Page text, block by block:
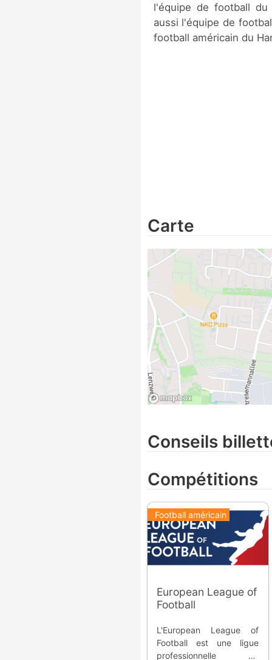
l'équipe de football du
aussi l'équipe de
football américain du
Carte
Conseils
Compétitions
Football américain
European League of
Football
L'European League of
Football est une ligue
professionnelle de